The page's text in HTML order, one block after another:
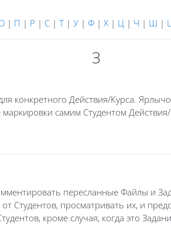
| П | Р | С | Т | У | Ф | Х | Ц | Ч | Ш |
З
конкретного Действия/Курса.
самим Студентом
пересланные Файлы и
Студентов, просматривать их, и
кроме случая, когда это